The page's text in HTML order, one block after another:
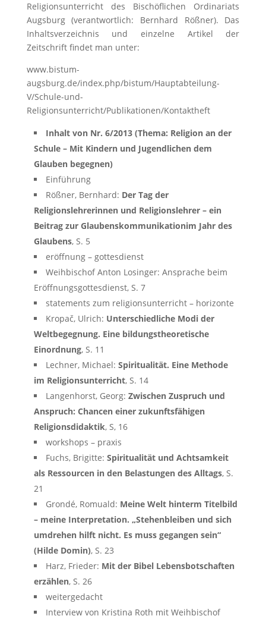
Religionsunterricht des Bischöflichen Ordinariats
Augsburg (verantwortlich: Bernhard Rößner). Das
Inhaltsverzeichnis und einzelne Artikel der
Zeitschrift findet man unter:
www.bistum-
augsburg.de/index.php/bistum/Hauptabteilung-
V/Schule-und-
Religionsunterricht/Publikationen/Kontaktheft
Inhalt von Nr. 6/2013 (Thema: Religion an der
Schule – Mit Kindern und Jugendlichen dem
Glauben begegnen)
Einführung
Rößner, Bernhard: Der Tag der
Religionslehrerinnen und Religionslehrer – ein
Beitrag zur Glaubenskommunikationim Jahr des
Glaubens, S. 5
eröffnung – gottesdienst
Weihbischof Anton Losinger: Ansprache beim
Eröffnungsgottesdienst, S. 7
statements zum religionsunterricht – horizonte
Kropač, Ulrich: Unterschiedliche Modi der
Weltbegegnung. Eine bildungstheoretische
Einordnung, S. 11
Lechner, Michael: Spiritualität. Eine Methode
im Religionsunterricht, S. 14
Langenhorst, Georg: Zwischen Zuspruch und
Anspruch: Chancen einer zukunftsfähigen
Religionsdidaktik, S, 16
workshops – praxis
Fuchs, Brigitte: Spiritualität und Achtsamkeit
als Ressourcen in den Belastungen des Alltags, S.
21
Grondé, Romuald: Meine Welt hinterm Titelbild
– meine Interpretation. „Stehenbleiben und sich
umdrehen hilft nicht. Es muss gegangen sein“
(Hilde Domin), S. 23
Harz, Frieder: Mit der Bibel Lebensbotschaften
erzählen, S. 26
weitergedacht
Interview von Kristina Roth mit Weihbischof